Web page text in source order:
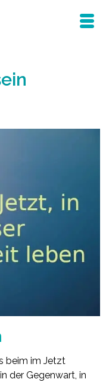
beim im Jetzt
der Gegenwart, in